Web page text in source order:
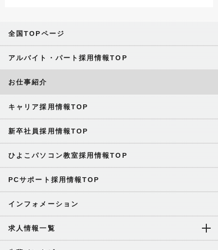
全国TOPページ
アルバイト・パート採用情報TOP
お仕事紹介
キャリア採用情報TOP
新卒社員採用情報TOP
ひよこパソコン教室採用情報TOP
PCサポート採用情報TOP
インフォメーション
求人情報一覧